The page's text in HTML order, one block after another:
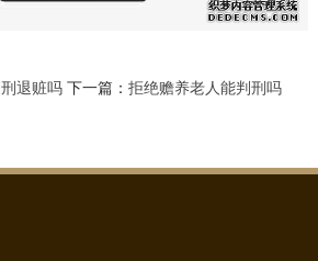
退赃吗下一篇： 拒绝赡养老人能判刑吗